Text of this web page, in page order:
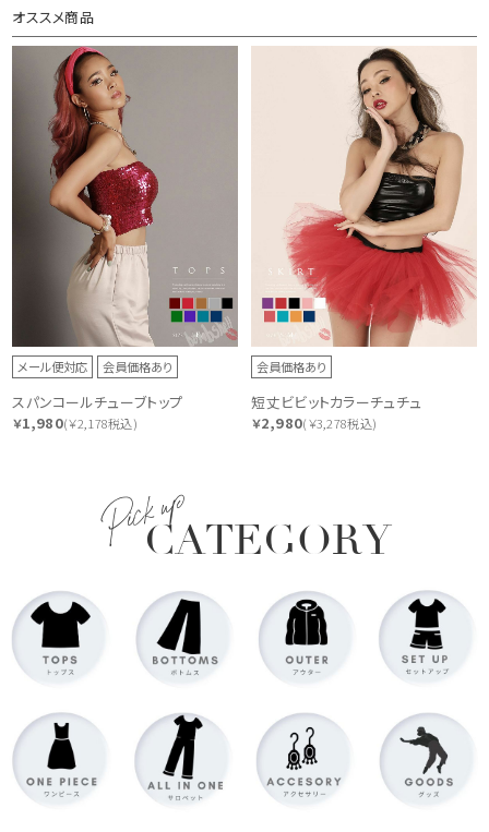
オススメ商品
メール便対応 会員価格あり
スパンコールチューブトップ
￥1,980(￥2,178税込)
会員価格あり
短丈ビビットカラーチュチュ
￥2,980(￥3,278税込)
Pick upCATEGORY